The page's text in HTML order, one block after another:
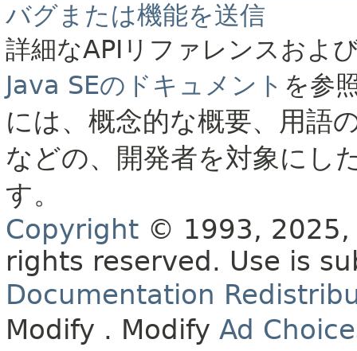
バグまたは機能を送信
詳細なAPIリファレンスおよ
Java SEのドキュメント を参
には、概念的な概要、用語
などの、開発者を対象にし
す。
Copyright © 1993,
rights reserved. Use is
Documentation
Modify . Modify Ad